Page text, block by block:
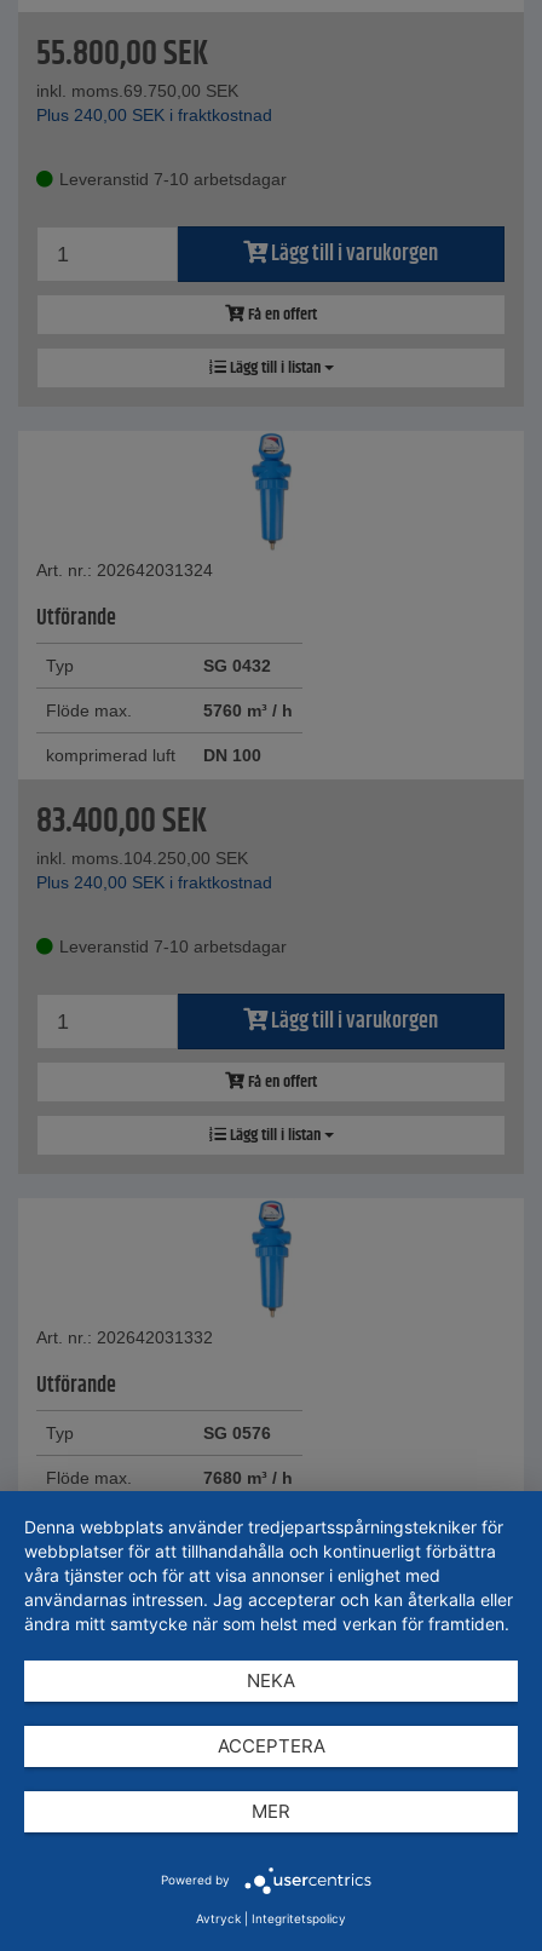
55.800,00SEK
inkl. moms.69.750,00 SEK
Plus 240,00 SEK i fraktkostnad
Leveranstid 7-10 arbetsdagar
Lägg till i varukorgen
Få en offert
Lägg till i listan
Art. nr.: 202642031324
Utförande
Typ SG 0432
Flöde max. 5760 m³ / h
komprimerad luft DN 100
83.400,00SEK
inkl. moms.104.250,00 SEK
Plus 240,00 SEK i fraktkostnad
Leveranstid 7-10 arbetsdagar
Lägg till i varukorgen
Få en offert
Lägg till i listan
Art. nr.: 202642031332
Utförande
Typ SG 0576
Flöde max. 7680 m³ / h
komprimerad luft DN 100
102.500,00SEK
inkl. moms.128.125,00 SEK
Lägg till i varukorgen
Lägg till i listan
Denna webbplats använder tredjepartsspårningstekniker för
webbplatser för att tillhandahålla och kontinuerligt förbättra
våra tjänster och för att visa annonser i enlighet med
användarnas intressen. Jag accepterar och kan återkalla eller
ändra mitt samtycke när som helst med verkan för framtiden.
NEKA
ACCEPTERA
MER
Powered by
Avtryck Integritetspolicy